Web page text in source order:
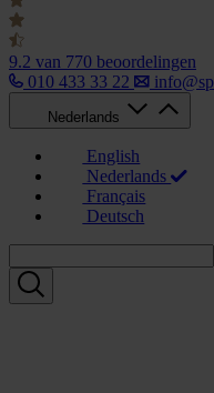
9.2 van 770 beoordelingen
010 433 33 22
Nederlands
English
Nederlands
Français
Deutsch